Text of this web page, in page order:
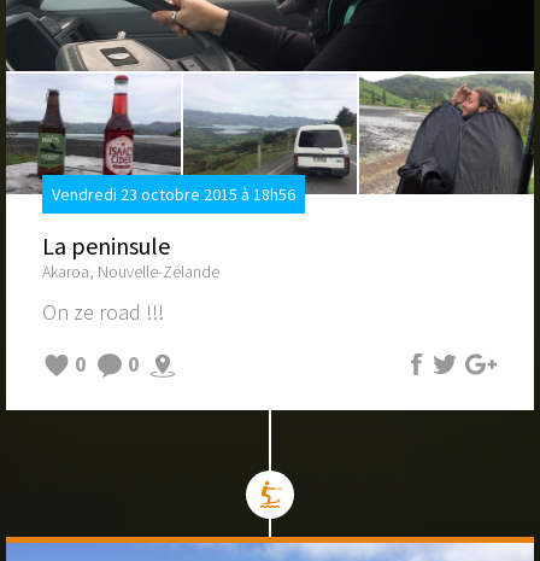
Vendredi 23 octobre 2015 à 18h56
La peninsule
Akaroa, Nouvelle-Zélande
On ze road !!!
0
0